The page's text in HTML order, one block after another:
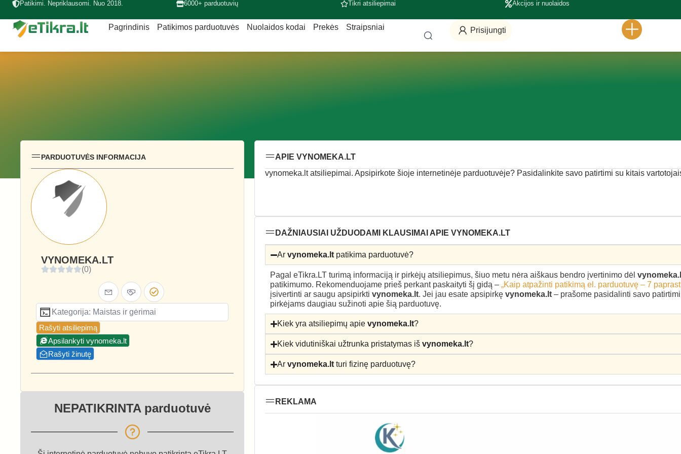
Patikimi. Nepriklausomi. Nuo 2018. 6000+ parduotuvių Tikri atsiliepimai Akcijos ir nuolaidos
Pagrindinis Patikimos parduotuvės Nuolaidos kodai Prekės Straipsniai Prisijungti
PARDUOTUVĖS INFORMACIJA
VYNOMEKA.LT
(0)
Kategorija: Maistas ir gėrimai
Rašyti atsiliepimą
Apsilankyti vynomeka.lt
Rašyti žinutę
NEPATIKRINTA parduotuvė
APIE VYNOMEKA.LT
vynomeka.lt atsiliepimai. Apsipirkote šioje internetinėje parduotuvėje? Pasidalinkite savo patirtimi su kitais
DAŽNIAUSIAI UŽDUODAMI KLAUSIMAI APIE VYNOMEKA.LT
Arvynomeka.lt patikima parduotuvė?
Pagal eTikra.LT turimą informaciją ir pirkėjų atsiliepimus, šiuo metu nėra aiškaus bendro įvertinimo dėl
patikimumo. Rekomenduojame prieš perkant paskaityti šį gidą – „Kaip atpažinti patikimą el. parduotuvę – 7
įsivertinti ar saugu apsipirkti vynomeka.lt. Jei jau esate apsipirkę vynomeka.lt – prašome pasidalinti savo
pirkėjams daugiau sužinoti apie šią parduotuvę.
Kiek yra atsiliepimų apievynomeka.lt?
Kiek vidutiniškai užtrunka pristatymas išvynomeka.lt?
Arvynomeka.lt turi fizinę parduotuvę?
REKLAMA